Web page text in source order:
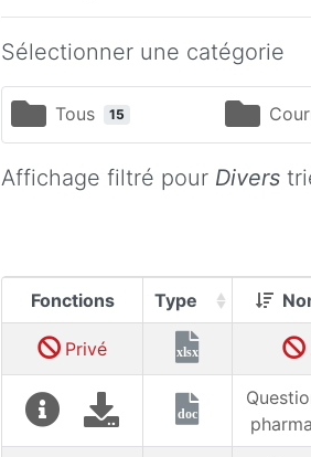
Sélectionner une catégorie
Tous 15
Affichage filtré pour Divers
Fonctions Type
Privé xlsx
doc